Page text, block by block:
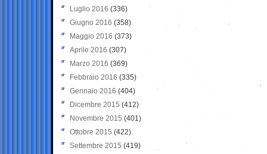
Luglio 2016 (336)
Giugno 2016 (358)
Maggio 2016 (373)
Aprile 2016 (307)
Marzo 2016 (369)
Febbraio 2016 (335)
Gennaio 2016 (404)
Dicembre 2015 (412)
Novembre 2015 (401)
Ottobre 2015 (422)
Settembre 2015 (419)